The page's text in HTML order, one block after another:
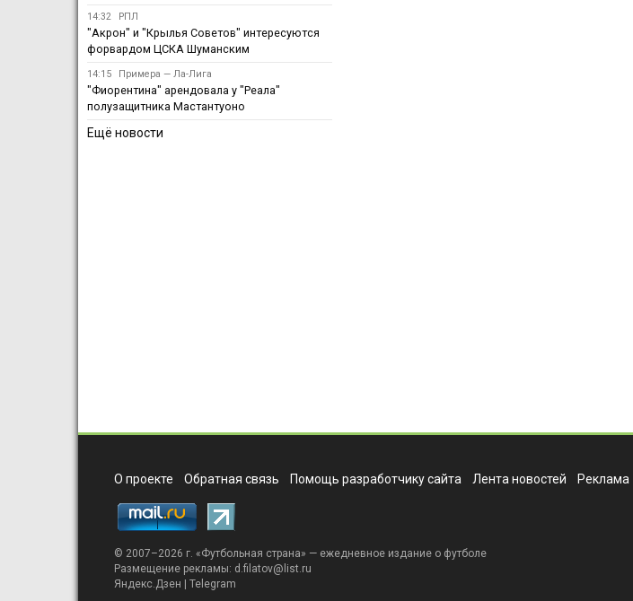
14:32 РПЛ
"Акрон" и "Крылья Советов" интересуются
форвардом ЦСКА Шуманским
14:15 Примера — Ла-Лига
"Фиорентина" арендовала у "Реала"
полузащитника Мастантуоно
Ещё новости
О проекте Обратная связь Помощь разработчику сайта Лента новостей Реклама
© 2007–2026 г. «Футбольная страна» — ежедневное издание о футболе
Размещение рекламы: d.filatov@list.ru
Яндекс.Дзен | Telegram